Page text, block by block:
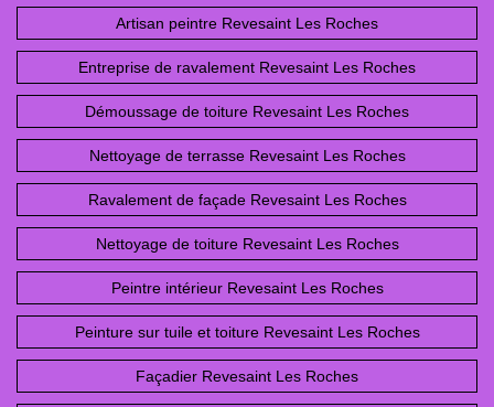
Artisan peintre Revesaint Les Roches
Entreprise de ravalement Revesaint Les Roches
Démoussage de toiture Revesaint Les Roches
Nettoyage de terrasse Revesaint Les Roches
Ravalement de façade Revesaint Les Roches
Nettoyage de toiture Revesaint Les Roches
Peintre intérieur Revesaint Les Roches
Peinture sur tuile et toiture Revesaint Les Roches
Façadier Revesaint Les Roches